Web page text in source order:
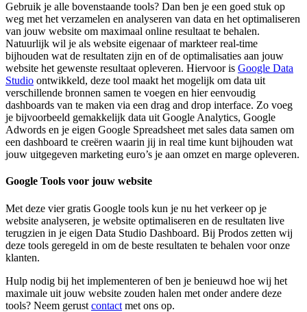
Gebruik je alle bovenstaande tools? Dan ben je een goed stuk op
weg met het verzamelen en analyseren van data en het optimaliseren
van jouw website om maximaal online resultaat te behalen.
Natuurlijk wil je als website eigenaar of markteer real-time
bijhouden wat de resultaten zijn en of de optimalisaties aan jouw
website het gewenste resultaat opleveren. Hiervoor is Google Data
Studio ontwikkeld, deze tool maakt het mogelijk om data uit
verschillende bronnen samen te voegen en hier eenvoudig
dashboards van te maken via een drag and drop interface. Zo voeg
je bijvoorbeeld gemakkelijk data uit Google Analytics, Google
Adwords en je eigen Google Spreadsheet met sales data samen om
een dashboard te creëren waarin jij in real time kunt bijhouden wat
jouw uitgegeven marketing euro’s je aan omzet en marge opleveren.
Google Tools voor jouw website
Met deze vier gratis Google tools kun je nu het verkeer op je
website analyseren, je website optimaliseren en de resultaten live
terugzien in je eigen Data Studio Dashboard. Bij Prodos zetten wij
deze tools geregeld in om de beste resultaten te behalen voor onze
klanten.
Hulp nodig bij het implementeren of ben je benieuwd hoe wij het
maximale uit jouw website zouden halen met onder andere deze
tools? Neem gerust contact met ons op.